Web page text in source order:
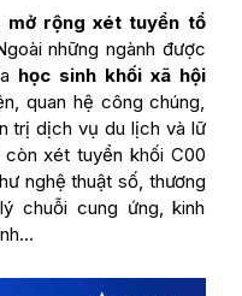
mở rộng xét tuyển tổ
những ngành được
học sinh khối xã hội
quan hệ công chúng,
trị dịch vụ du lịch và lữ
còn xét tuyển khối C00
nghệ thuật số, thương
chuỗi cung ứng, kinh